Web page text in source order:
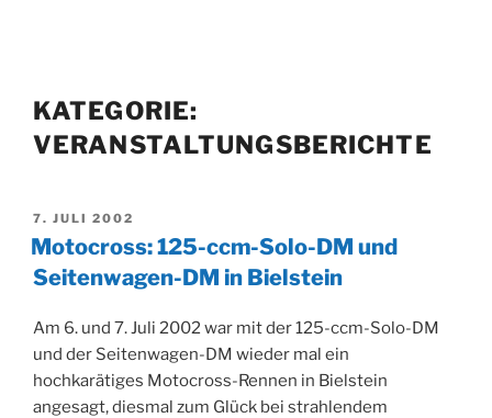
KATEGORIE:
VERANSTALTUNGSBERICHTE
VERÖFFENTLICHT
AM
7. JULI 2002
Motocross: 125-ccm-Solo-DM und
Seitenwagen-DM in Bielstein
Am 6. und 7. Juli 2002 war mit der 125-ccm-Solo-DM
und der Seitenwagen-DM wieder mal ein
hochkarätiges Motocross-Rennen in Bielstein
angesagt, diesmal zum Glück bei strahlendem